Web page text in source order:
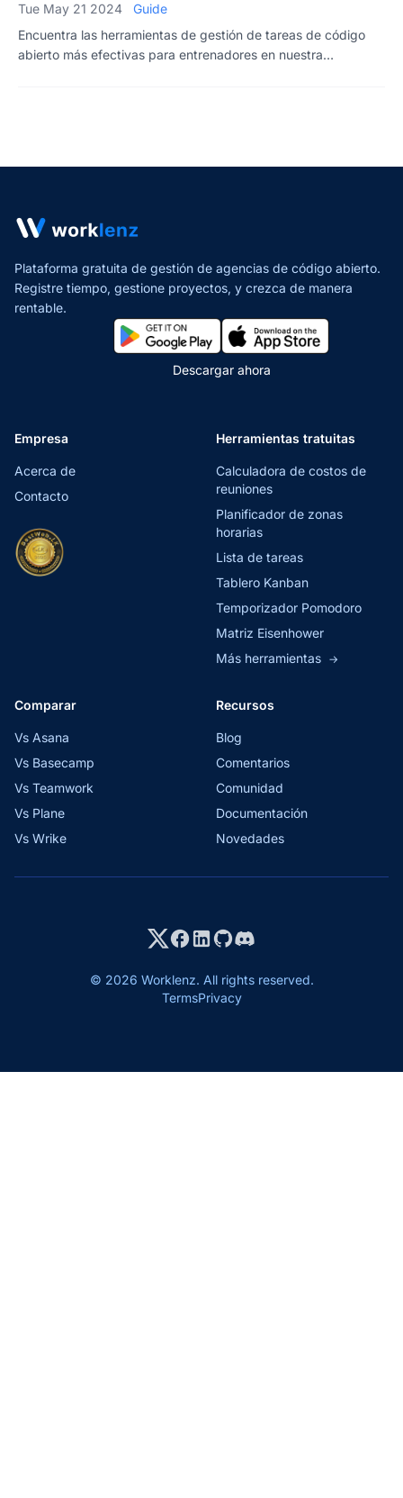
Tue May 21 2024
Guide
Encuentra las herramientas de gestión de tareas de código
abierto más efectivas para entrenadores en nuestra
Plataforma gratuita de gestión de agencias de código abierto.
Registre tiempo, gestione proyectos, y crezca de manera
rentable.
Descargar ahora
Empresa
Acerca de
Contacto
Herramientas tratuitas
Calculadora de costos de
reuniones
Planificador de zonas
horarias
Lista de tareas
Tablero Kanban
Temporizador Pomodoro
Matriz Eisenhower
Más herramientas →
Comparar
Vs Asana
Vs Basecamp
Vs Teamwork
Vs Plane
Vs Wrike
Recursos
Blog
Comentarios
Comunidad
Documentación
Novedades
© 2026 Worklenz. All rights reserved.
TermsPrivacy